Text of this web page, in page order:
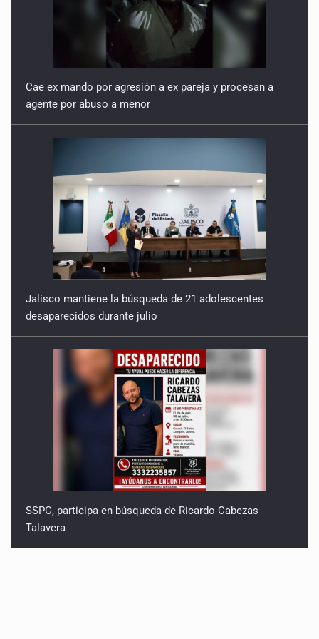
16 de Julio de 2026
Cae ex mando por agresión a ex pareja y procesan a
agente por abuso a menor
Jalisco mantiene la búsqueda de 21 adolescentes
desaparecidos durante julio
SSPC, participa en búsqueda de Ricardo Cabezas
Talavera